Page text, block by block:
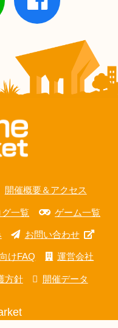
開催概要＆アクセス
グ一覧 ゲーム一覧
お問い合わせ
けFAQ 運営会社
方針 開催データ